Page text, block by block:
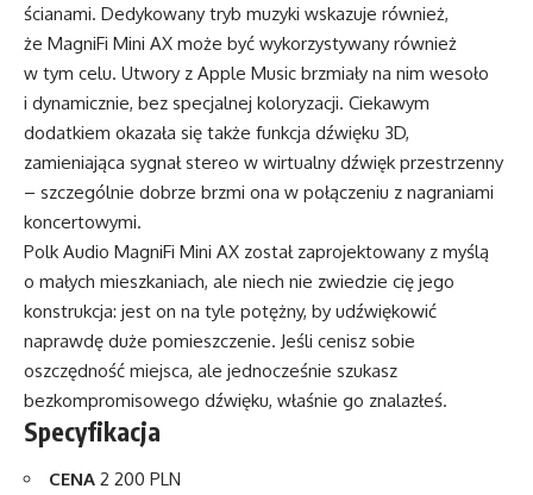
ścianami. Dedykowany tryb muzyki wskazuje również,
że MagniFi Mini AX może być wykorzystywany również
w tym celu. Utwory z Apple Music brzmiały na nim wesoło
i dynamicznie, bez specjalnej koloryzacji. Ciekawym
dodatkiem okazała się także funkcja dźwięku 3D,
zamieniająca sygnał stereo w wirtualny dźwięk przestrzenny
– szczególnie dobrze brzmi ona w połączeniu z nagraniami
koncertowymi.
Polk Audio MagniFi Mini AX został zaprojektowany z myślą
o małych mieszkaniach, ale niech nie zwiedzie cię jego
konstrukcja: jest on na tyle potężny, by udźwiękowić
naprawdę duże pomieszczenie. Jeśli cenisz sobie
oszczędność miejsca, ale jednocześnie szukasz
bezkompromisowego dźwięku, właśnie go znalazłeś.
Specyfikacja
CENA 2 200 PLN